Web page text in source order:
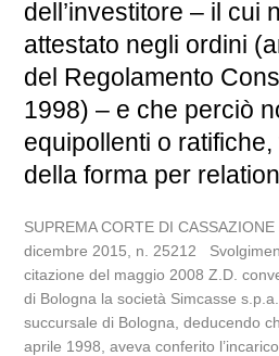
dell’investitore – il cui
attestato negli ordini
del Regolamento
1998) – e che perciò
equipollenti o
della forma per
SUPREMA CORTE DI
dicembre 2015, n. 25212
citazione del maggio 2008 Z.D.
di Bologna la società Simcasse
succursale di Bologna, deducendo
aprile 1998, aveva conferito